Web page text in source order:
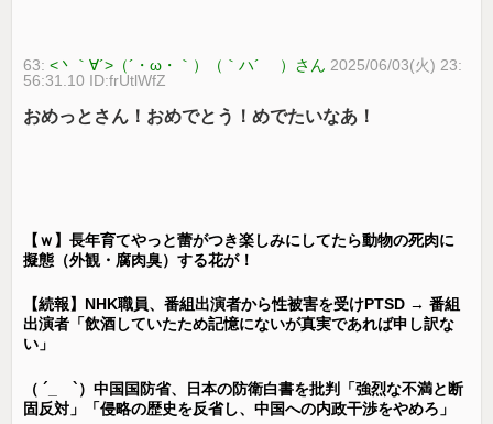
63:<丶｀∀´>（´・ω・｀）（｀ハ´ ）さん 2025/06/03(火) 23:
56:31.10 ID:frUtlWfZ
おめっとさん！おめでとう！めでたいなあ！
【ｗ】長年育てやっと蕾がつき楽しみにしてたら動物の死肉に
擬態（外観・腐肉臭）する花が！
【続報】NHK職員、番組出演者から性被害を受けPTSD → 番組
出演者「飲酒していたため記憶にないが真実であれば申し訳な
い」
（ ´_ゝ`）中国国防省、日本の防衛白書を批判「強烈な不満と断
固反対」「侵略の歴史を反省し、中国への内政干渉をやめろ」